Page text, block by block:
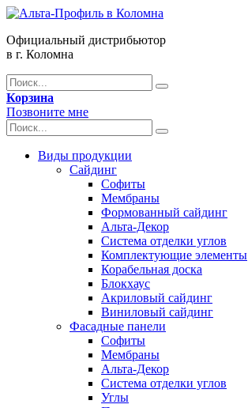
Официальный дистрибьютор
в г. Коломна
Корзина
Позвоните мне
Виды продукции
Сайдинг
Софиты
Мембраны
Формованный сайдинг
Альта-Декор
Система отделки углов
Комплектующие элементы
Корабельная доска
Блокхаус
Акриловый сайдинг
Виниловый сайдинг
Фасадные панели
Софиты
Мембраны
Альта-Декор
Система отделки углов
Углы